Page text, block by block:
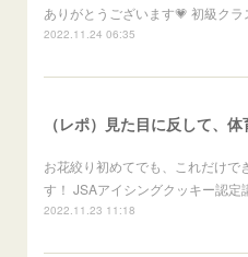
ありがとうございます💗 初級クラ
2022.11.24 06:35
お花絞り初めてでも、これだけで
す！ JSAアイシングクッキー認定
2022.11.23 11:18